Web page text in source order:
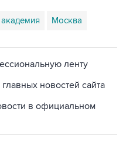
Москва
ленту
новостей сайта
в официальном